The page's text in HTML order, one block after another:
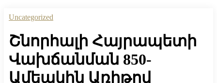
Uncategorized
Շնորհալի Հայրապետի
Վախճանման 850-
Ամեակին Առիթով